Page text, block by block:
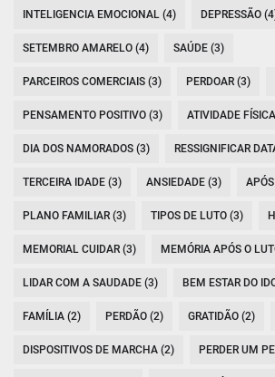
INTELIGENCIA EMOCIONAL (4) DEPRESSÃO
SETEMBRO AMARELO (4) SAÚDE (3)
PARCEIROS COMERCIAIS (3) PERDOAR (3)
PENSAMENTO POSITIVO (3) ATIVIDADE
DIA DOS NAMORADOS (3) RESSIGNIFICAR
TERCEIRA IDADE (3) ANSIEDADE (3)
PLANO FAMILIAR (3) TIPOS DE LUTO (3)
MEMORIAL CUIDAR (3) MEMÓRIA APÓS O
LIDAR COM A SAUDADE (3) BEM ESTAR DO
FAMÍLIA (2) PERDÃO (2) GRATIDÃO (2)
DISPOSITIVOS DE MARCHA (2) PERDER UM